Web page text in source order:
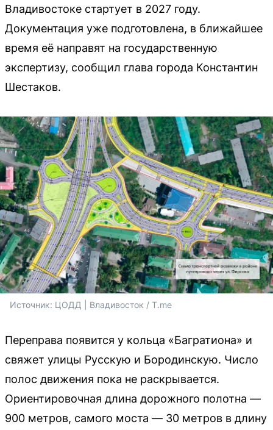
Владивостоке стартует в 2027 году.
Документация уже подготовлена, в ближайшее
время её направят на государственную
экспертизу, сообщил глава города Константин
Шестаков.
Источник: ЦОДД | Владивосток / T.me
Переправа появится у кольца «Багратиона» и
свяжет улицы Русскую и Бородинскую. Число
полос движения пока не раскрывается.
Ориентировочная длина дорожного полотна —
900 метров, самого моста — 30 метров в длину